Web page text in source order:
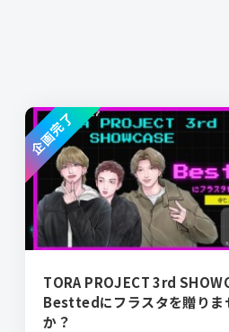
TORA PROJECT 3rd
Besttedにフラスタを贈りま
か？
企画完了